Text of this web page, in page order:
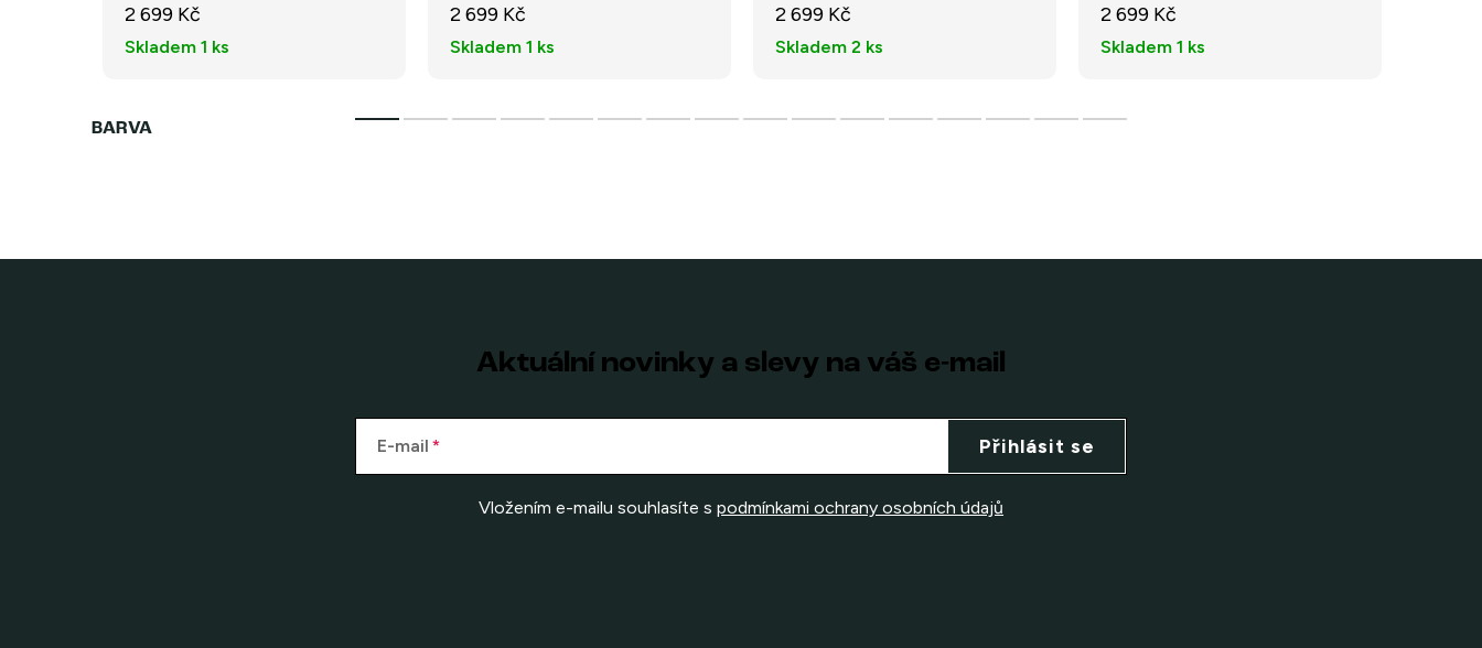
2 699 Kč
Skladem 1 ks
2 699 Kč
Skladem 1 ks
2 699 Kč
Skladem 2 ks
2 699 Kč
Skladem 1 ks
Aktuální novinky a slevy na váš e-mail
E-mail
Vložením e-mailu souhlasíte s podmínkami ochrany osobních údajů
Přihlásit se